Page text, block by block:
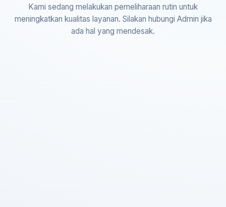
Kami sedang melakukan pemeliharaan rutin untuk
meningkatkan kualitas layanan. Silakan hubungi Admin jika
ada hal yang mendesak.